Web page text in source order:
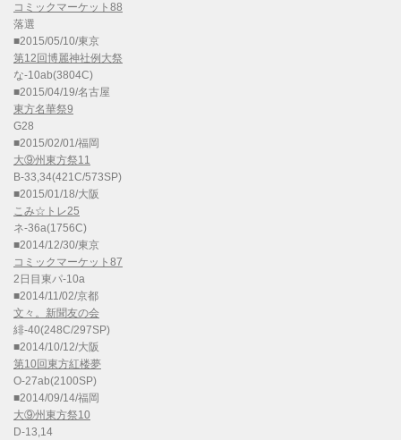
コミックマーケット88
落選
■2015/05/10/東京
第12回博麗神社例大祭
な-10ab(3804C)
■2015/04/19/名古屋
東方名華祭9
G28
■2015/02/01/福岡
大⑨州東方祭11
B-33,34(421C/573SP)
■2015/01/18/大阪
こみ☆トレ25
ネ-36a(1756C)
■2014/12/30/東京
コミックマーケット87
2日目東パ-10a
■2014/11/02/京都
文々。新聞友の会
緋-40(248C/297SP)
■2014/10/12/大阪
第10回東方紅楼夢
O-27ab(2100SP)
■2014/09/14/福岡
大⑨州東方祭10
D-13,14